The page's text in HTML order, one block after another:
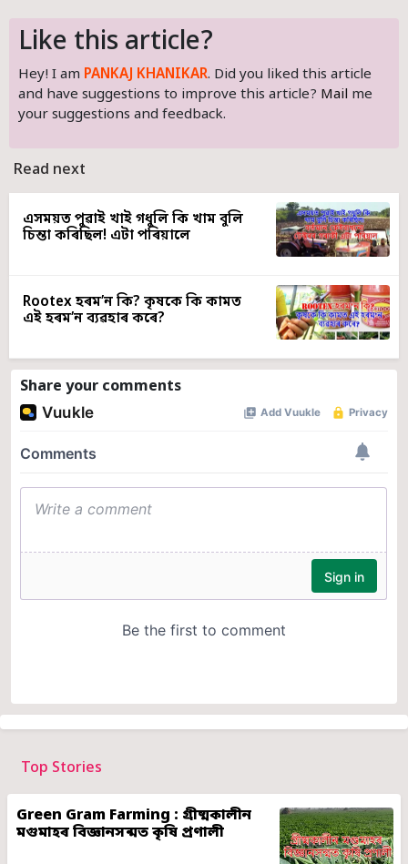
Like this article?
Hey! I am PANKAJ KHANIKAR. Did you liked this article
and have suggestions to improve this article? Mail me
your suggestions and feedback.
Read next
এসময়ত পুৱাই খাই গধুলি কি খাম বুলি
চিন্তা কৰিছিল! এটা পৰিয়ালে
Rootex হৰম’ন কি? কৃষকে কি কামত
এই হৰম’ন ব্যৱহাৰ কৰে?
Share your comments
Top Stories
Green Gram Farming : গ্ৰীষ্মকালীন
মগুমাহৰ বিজ্ঞানসন্মত কৃষি প্ৰণালী